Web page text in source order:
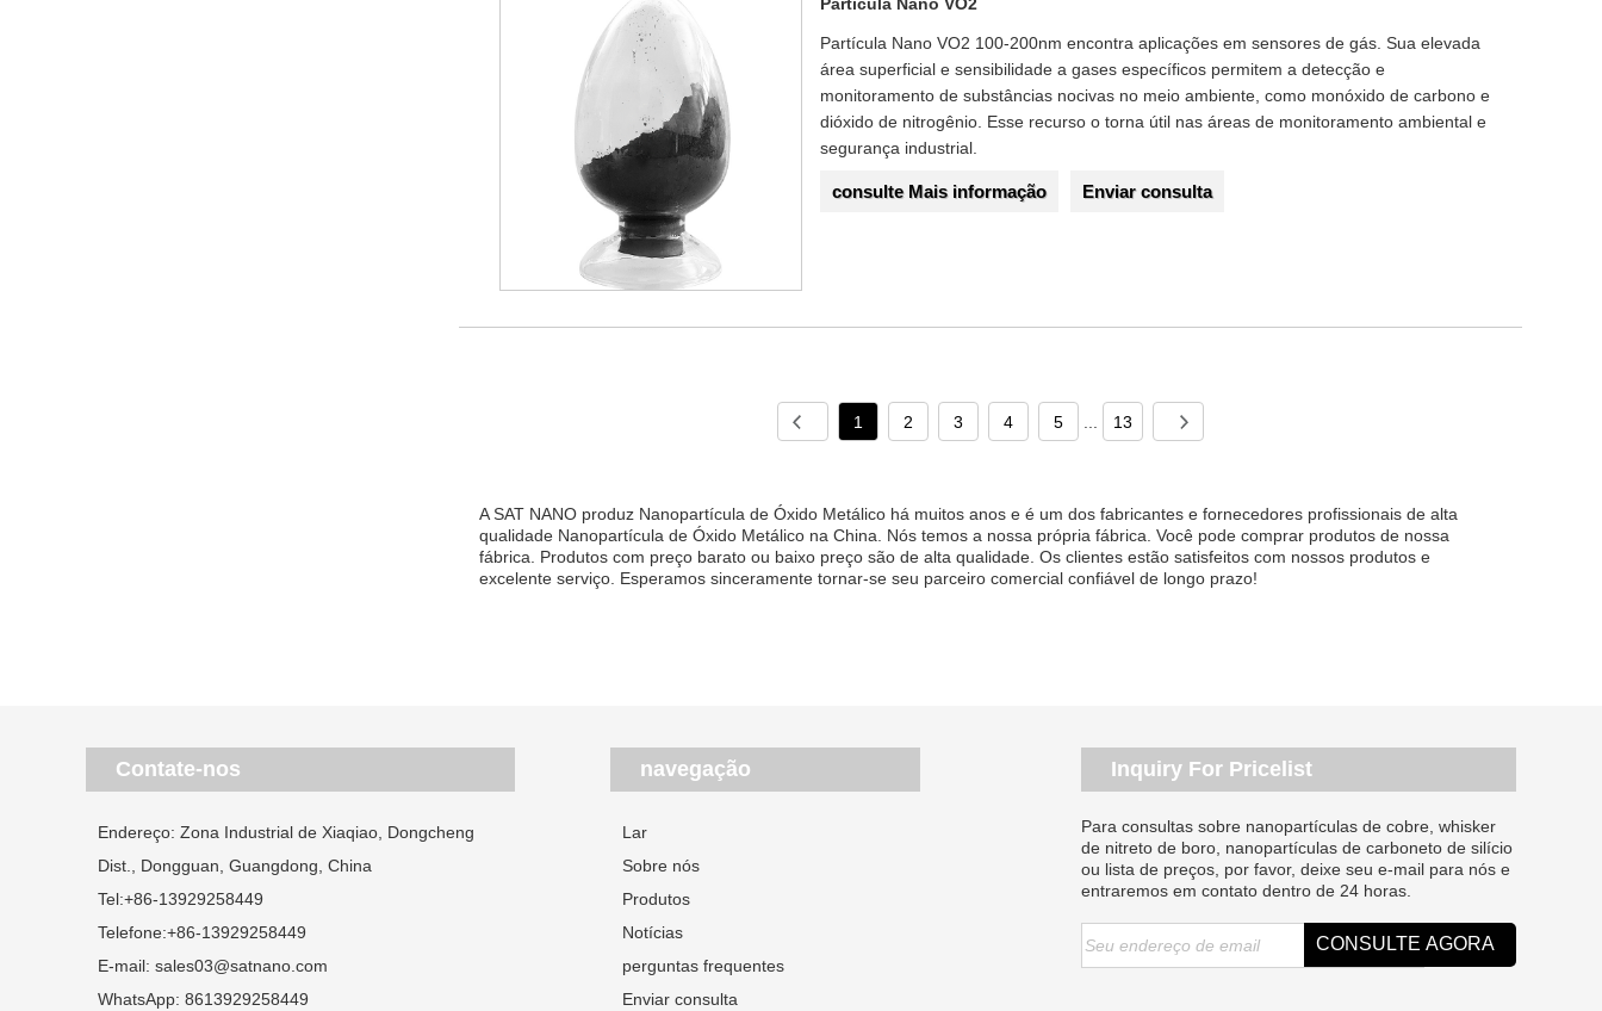
Partícula Nano VO2 100-200nm encontra aplicações em sensores de gás. Sua elevada
área superficial e sensibilidade a gases específicos permitem a detecção e
monitoramento de substâncias nocivas no meio ambiente, como monóxido de carbono e
dióxido de nitrogênio. Esse recurso o torna útil nas áreas de monitoramento ambiental e
segurança industrial.
consulte Mais informação Enviar consulta
1 2 3 4 5 13
A SAT NANO produz Nanopartícula de Óxido Metálico há muitos anos e é um dos fabricantes e fornecedores profissionais de alta
qualidade Nanopartícula de Óxido Metálico na China. Nós temos a nossa própria fábrica. Você pode comprar produtos de nossa
fábrica. Produtos com preço barato ou baixo preço são de alta qualidade. Os clientes estão satisfeitos com nossos produtos e
excelente serviço. Esperamos sinceramente tornar-se seu parceiro comercial confiável de longo prazo!
Contate-nos
Endereço: Zona Industrial de Xiaqiao, Dongcheng
Dist., Dongguan, Guangdong, China
Tel:+86-13929258449
Telefone:+86-13929258449
E-mail: sales03@satnano.com
WhatsApp: 8613929258449
navegação
Lar
Sobre nós
Produtos
Notícias
perguntas frequentes
Enviar consulta
Inquiry For Pricelist
Para consultas sobre nanopartículas de cobre, whisker
de nitreto de boro, nanopartículas de carboneto de silício
ou lista de preços, por favor, deixe seu e-mail para nós e
entraremos em contato dentro de 24 horas.